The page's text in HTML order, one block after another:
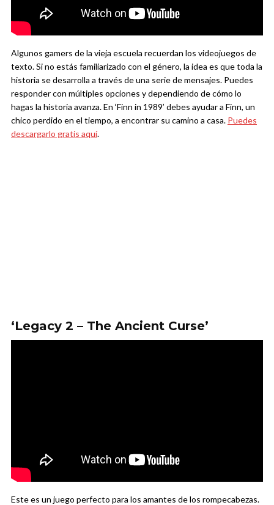
Algunos gamers de la vieja escuela recuerdan los videojuegos de
texto. Si no estás familiarizado con el género, la idea es que toda la
historia se desarrolla a través de una serie de mensajes. Puedes
responder con múltiples opciones y dependiendo de cómo lo
hagas la historia avanza. En ‘Finn in 1989’ debes ayudar a Finn, un
chico perdido en el tiempo, a encontrar su camino a casa. Puedes
descargarlo gratis aquí.
‘Legacy 2 – The Ancient Curse’
Este es un juego perfecto para los amantes de los rompecabezas.